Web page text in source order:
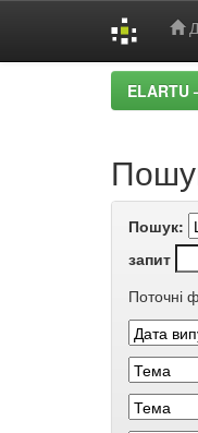
ELARTU
Пошук:
запит
Поточні